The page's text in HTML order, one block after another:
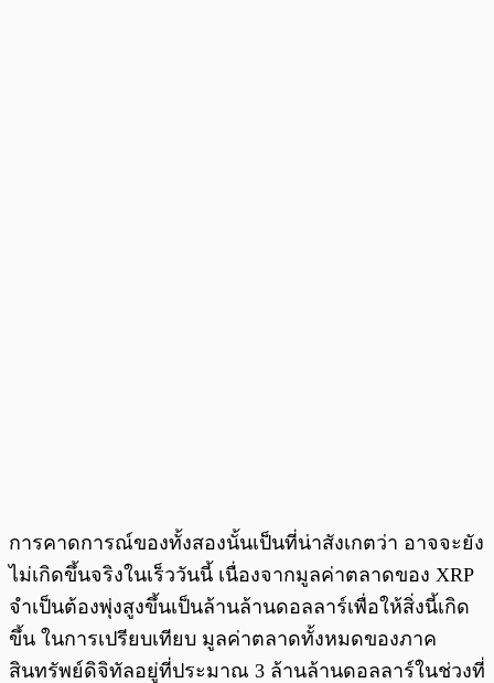
การคาดการณ์ของทั้งสองนั้นเป็นที่น่าสังเกตว่า อาจจะยัง
ไม่เกิดขึ้นจริงในเร็ววันนี้ เนื่องจากมูลค่าตลาดของ XRP
จำเป็นต้องพุ่งสูงขึ้นเป็นล้านล้านดอลลาร์เพื่อให้สิ่งนี้เกิด
ขึ้น ในการเปรียบเทียบ มูลค่าตลาดทั้งหมดของภาค
สินทรัพย์ดิจิทัลอยู่ที่ประมาณ 3 ล้านล้านดอลลาร์ในช่วงที่